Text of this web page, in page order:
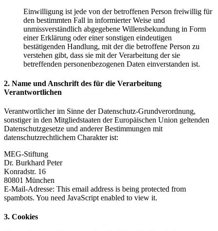
Einwilligung ist jede von der betroffenen Person freiwillig für
den bestimmten Fall in informierter Weise und
unmissverständlich abgegebene Willensbekundung in Form
einer Erklärung oder einer sonstigen eindeutigen
bestätigenden Handlung, mit der die betroffene Person zu
verstehen gibt, dass sie mit der Verarbeitung der sie
betreffenden personenbezogenen Daten einverstanden ist.
2. Name und Anschrift des für die Verarbeitung
Verantwortlichen
Verantwortlicher im Sinne der Datenschutz-Grundverordnung,
sonstiger in den Mitgliedstaaten der Europäischen Union geltenden
Datenschutzgesetze und anderer Bestimmungen mit
datenschutzrechtlichem Charakter ist:
MEG-Stiftung
Dr. Burkhard Peter
Konradstr. 16
80801 München
E-Mail-Adresse: This email address is being protected from
spambots. You need JavaScript enabled to view it.
3. Cookies